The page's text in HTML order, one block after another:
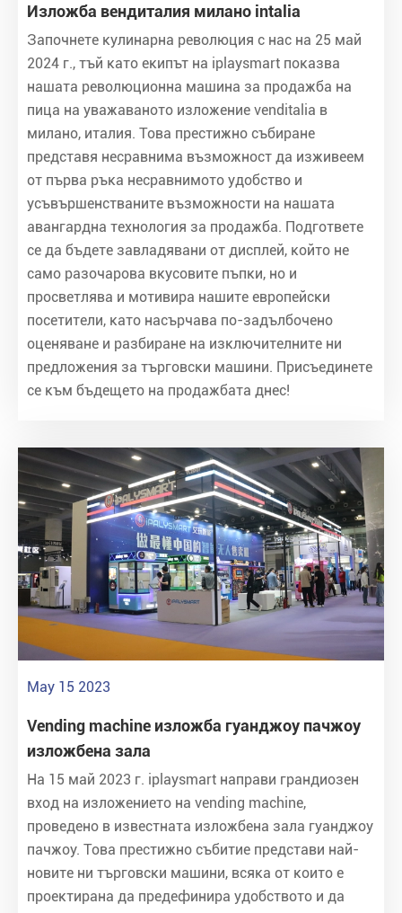
Изложба вендиталия милано intalia
Започнете кулинарна революция с нас на 25 май
2024 г., тъй като екипът на iplaysmart показва
нашата революционна машина за продажба на
пица на уважаваното изложение venditalia в
милано, италия. Това престижно събиране
представя несравнима възможност да изживеем
от първа ръка несравнимото удобство и
усъвършенстваните възможности на нашата
авангардна технология за продажба. Подгответе
се да бъдете завладявани от дисплей, който не
само разочарова вкусовите пъпки, но и
просветлява и мотивира нашите европейски
посетители, като насърчава по-задълбочено
оценяване и разбиране на изключителните ни
предложения за търговски машини. Присъединете
се към бъдещето на продажбата днес!
May 15 2023
Vending machine изложба гуанджоу пачжоу
изложбена зала
На 15 май 2023 г. iplaysmart направи грандиозен
вход на изложението на vending machine,
проведено в известната изложбена зала гуанджоу
пачжоу. Това престижно събитие представи най-
новите ни търговски машини, всяка от които е
проектирана да предефинира удобството и да